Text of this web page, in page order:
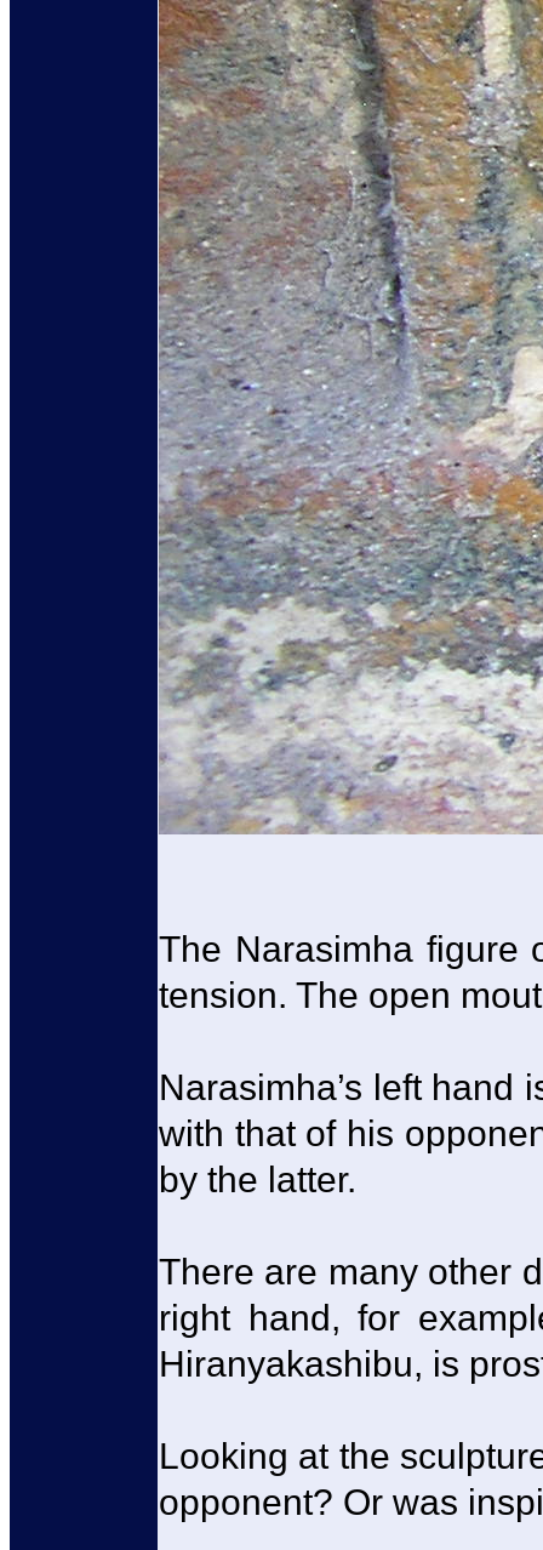
The Narasimha figure
tension. The open
Narasimha’s left
with that of his
by the latter.
There are many other
right hand, for
Hiranyakashibu, is
Looking at the
opponent? Or was